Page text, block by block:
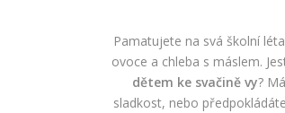
Pamatujete na svá školní
ovoce a chleba s máslem.
dětem ke svačině vy?
sladkost, nebo